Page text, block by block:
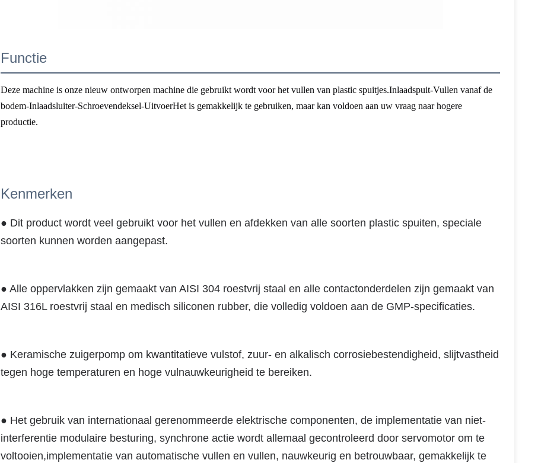
Functie
Deze machine is onze nieuw ontworpen machine die gebruikt wordt voor het vullen van plastic spuitjes.Inlaadspuit-Vullen vanaf de
bodem-Inlaadsluiter-Schroevendeksel-UitvoerHet is gemakkelijk te gebruiken, maar kan voldoen aan uw vraag naar hogere
productie.
Kenmerken
● Dit product wordt veel gebruikt voor het vullen en afdekken van alle soorten plastic spuiten, speciale
soorten kunnen worden aangepast.
● Alle oppervlakken zijn gemaakt van AISI 304 roestvrij staal en alle contactonderdelen zijn gemaakt van
AISI 316L roestvrij staal en medisch siliconen rubber, die volledig voldoen aan de GMP-specificaties.
● Keramische zuigerpomp om kwantitatieve vulstof, zuur- en alkalisch corrosiebestendigheid, slijtvastheid
tegen hoge temperaturen en hoge vulnauwkeurigheid te bereiken.
● Het gebruik van internationaal gerenommeerde elektrische componenten, de implementatie van niet-
interferentie modulaire besturing, synchrone actie wordt allemaal gecontroleerd door servomotor om te
voltooien,implementatie van automatische vullen en vullen, nauwkeurig en betrouwbaar, gemakkelijk te